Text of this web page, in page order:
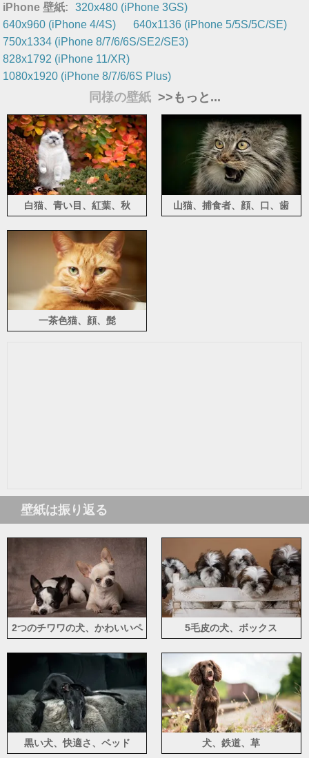
iPhone 壁紙:
320x480 (iPhone 3GS)
640x960 (iPhone 4/4S)
640x1136 (iPhone 5/5S/5C/SE)
750x1334 (iPhone 8/7/6/6S/SE2/SE3)
828x1792 (iPhone 11/XR)
1080x1920 (iPhone 8/7/6/6S Plus)
同様の壁紙 >>もっと...
白猫、青い目、紅葉、秋 山猫、捕食者、顔、口、歯
一茶色猫、顔、髭
壁紙は振り返る
2つのチワワの犬、かわいいペ
5毛皮の犬、ボックス
黒い犬、快適さ、ベッド 犬、鉄道、草